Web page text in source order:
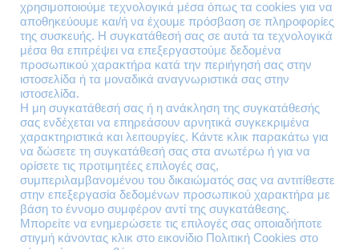
Τηλέφωνα Επικοινωνίας
210 41 13 636
210 41 13 280
Διεύθυνση
Θηβών 220
Άγιος Ιωάννης
Ρέντης
Τ.Κ. 182 33
Email
χρησιμοποιούμε τεχνολογικά μέσα όπως τα cookies για να
αποθηκεύουμε και/ή να έχουμε πρόσβαση σε πληροφορίες
της συσκευής. Η συγκατάθεσή σας σε αυτά τα τεχνολογικά
μέσα θα επιτρέψει να επεξεργαστούμε δεδομένα
προσωπικού χαρακτήρα κατά την περιήγησή σας στην
ιστοσελίδα ή τα μοναδικά αναγνωριστικά σας στην
ιστοσελίδα.
Η μη συγκατάθεσή σας ή η ανάκληση της συγκατάθεσής
σας ενδέχεται να επηρεάσουν αρνητικά συγκεκριμένα
χαρακτηριστικά και λειτουργίες. Κάντε κλικ παρακάτω για
να δώσετε τη συγκατάθεσή σας στα ανωτέρω ή για να
ορίσετε τις προτιμητέες επιλογές σας,
συμπεριλαμβανομένου του δικαιώματός σας να αντιτίθεστε
στην επεξεργασία δεδομένων προσωπικού χαρακτήρα με
βάση το έννομο συμφέρον αντί της συγκατάθεσης.
Μπορείτε να ενημερώσετε τις επιλογές σας οποιαδήποτε
στιγμή κάνοντας κλικ στο εικονίδιο Πολιτική Cookies στο